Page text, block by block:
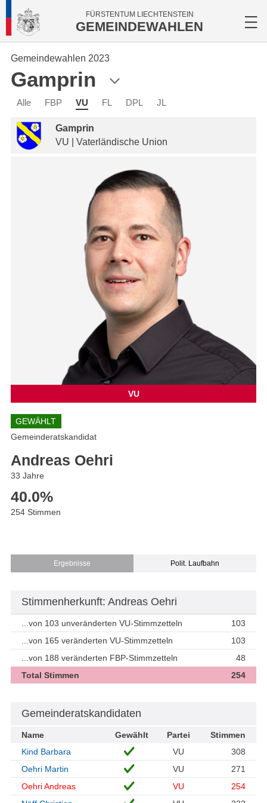
FÜRSTENTUM LIECHTENSTEIN
GEMEINDEWAHLEN
Gemeindewahlen 2023
Gamprin
Alle FBP VU FL DPL JL
Gamprin
VU | Vaterländische Union
VU
GEWÄHLT
Gemeinderatskandidat
Andreas Oehri
33 Jahre
40.0%
254 Stimmen
Ergebnisse Polit. Laufbahn
Stimmenherkunft: Andreas Oehri
...von 103 unveränderten VU-Stimmzetteln
103
...von 165 veränderten VU-Stimmzetteln
103
...von 188 veränderten FBP-Stimmzetteln
48
Total Stimmen
254
Gemeinderatskandidaten
Name Gewählt Partei
Stimmen
Kind Barbara
VU
308
Oehri Martin
VU
271
Oehri Andreas
VU
254